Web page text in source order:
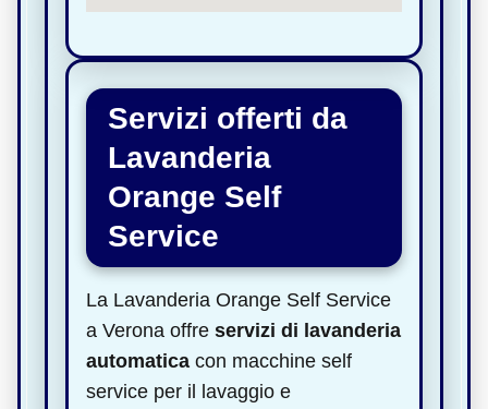
Servizi offerti da
Lavanderia
Orange Self
Service
La Lavanderia Orange Self Service
a Verona offre servizi di lavanderia
automatica con macchine self
service per il lavaggio e